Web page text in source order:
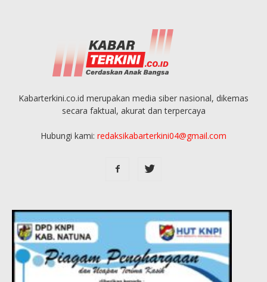
Kabarterkini.co.id merupakan media siber nasional, dikemas
secara faktual, akurat dan terpercaya
Hubungi kami: redaksikabarterkini04@gmail.com